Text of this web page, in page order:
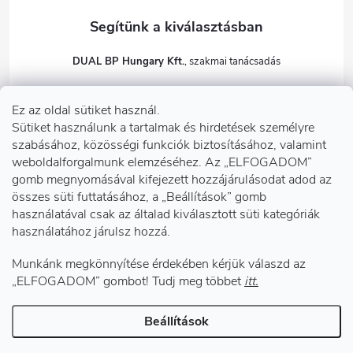
Ez az oldal sütiket használ.
Sütiket használunk a tartalmak és hirdetések személyre
szabásához, közösségi funkciók biztosításához, valamint
weboldalforgalmunk elemzéséhez. Az „ELFOGADOM”
gomb megnyomásával kifejezett hozzájárulásodat adod az
összes süti futtatásához, a „Beállítások” gomb
használatával csak az általad kiválasztott süti kategóriák
használatához járulsz hozzá.
Munkánk megkönnyítése érdekében kérjük válaszd az
„ELFOGADOM” gombot! Tudj meg többet itt.
Beállítások
Információk önnek
Telephelyeink
Facebook
DUAL BP Hungary Kft.
dualbp.hu
Copyright 2026DUAL BP Hungary Kft.. Minden jog fenntartva.Süti